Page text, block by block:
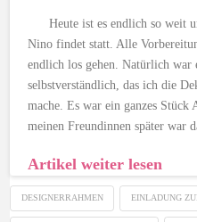
Heute ist es endlich so weit
Nino findet statt. Alle
endlich los gehen. Natürlich war
selbstverständlich, das ich die
mache. Es war ein ganzes
meinen Freundinnen später war
Artikel weiter lesen
DESIGNERRAHMEN EINLADUNG